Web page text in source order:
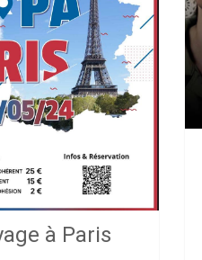
à Paris